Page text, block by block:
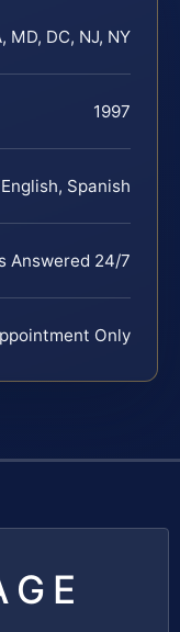
MD, DC, NJ, NY
1997
English, Spanish
Answered 24/7
Only